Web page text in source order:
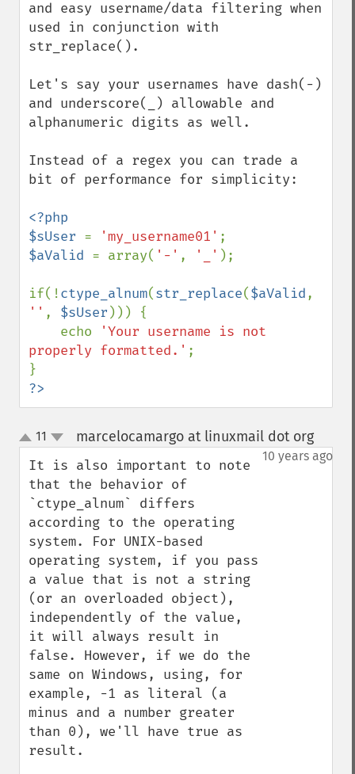
and easy username/data filtering when
used in conjunction with
str_replace().
Let's say your usernames have dash(-)
and underscore(_) allowable and
alphanumeric digits as well.
Instead of a regex you can trade a
bit of performance for simplicity:
<?php
$sUser = 'my_username01'
$aValid = array( '-' , '_' );
if(!ctype_alnum(str_replace($aValid
'' , $sUser ))) {
    echo
'Your username is not
properly formatted.' ;
?>
up
down
11 marcelocamargo at linuxmail dot org¶
10 years ago
It is also important to note
that the behavior of
`ctype_alnum` differs
according to the operating
system. For UNIX-based
operating system, if you pass
a value that is not a string
(or an overloaded object),
independently of the value,
it will always result in
false. However, if we do the
same on Windows, using, for
example, -1 as literal (a
minus and a number greater
than 0), we'll have true as
result.